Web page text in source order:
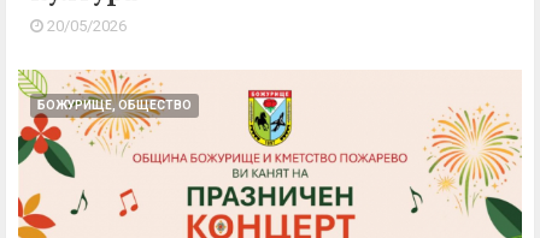
20/05/2026
БОЖУРИЩЕ, ОБЩЕСТВО